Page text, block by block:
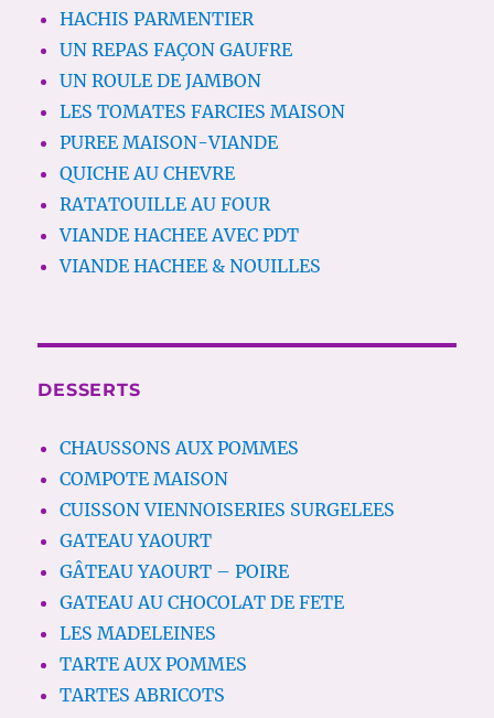
HACHIS PARMENTIER
UN REPAS FAÇON GAUFRE
UN ROULE DE JAMBON
LES TOMATES FARCIES MAISON
PUREE MAISON-VIANDE
QUICHE AU CHEVRE
RATATOUILLE AU FOUR
VIANDE HACHEE AVEC PDT
VIANDE HACHEE & NOUILLES
DESSERTS
CHAUSSONS AUX POMMES
COMPOTE MAISON
CUISSON VIENNOISERIES SURGELEES
GATEAU YAOURT
GÂTEAU YAOURT – POIRE
GATEAU AU CHOCOLAT DE FETE
LES MADELEINES
TARTE AUX POMMES
TARTES ABRICOTS